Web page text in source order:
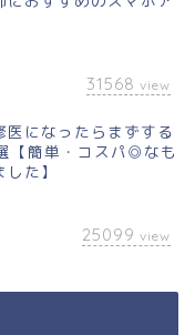
31568 view
医になったらまずする
【簡単・コスパ◎なも
た】
25099 view